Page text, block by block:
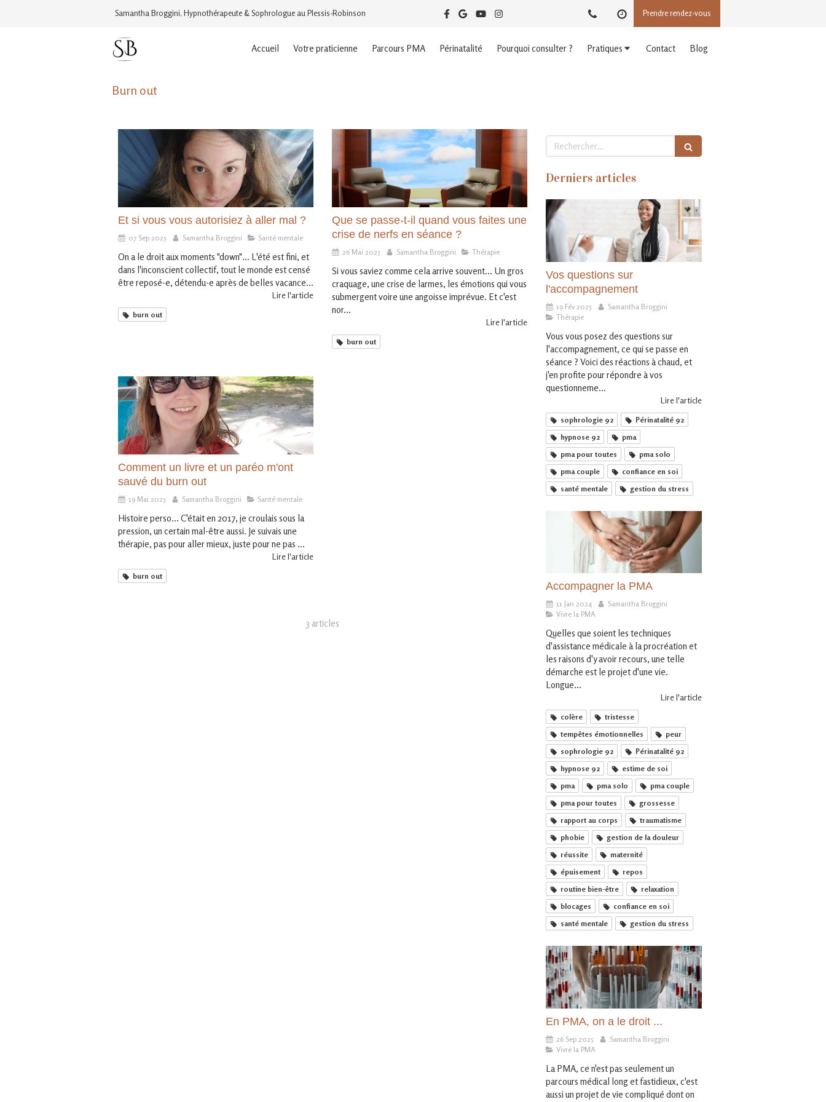
Samantha Broggini, Hypnothérapeute & Sophrologue au Plessis-Robinson Prendre rendez-vous
Accueil Votre praticienne Parcours PMA Périnatalité Pourquoi consulter ? Pratiques Contact Blog
Burn out
Et si vous vous autorisiez à aller mal ?
07 Sep 2025 Samantha Broggini Santé mentale
On a le droit aux moments "down"... L'été est fini, et
dans l'inconscient collectif, tout le monde est censé
être reposé-e, détendu-e après de belles vacance...
Lire l'article
burn out
Que se passe-t-il quand vous faites une
crise de nerfs en séance ?
26 Mai 2025 Samantha Broggini Thérapie
Si vous saviez comme cela arrive souvent... Un gros
craquage, une crise de larmes, les émotions qui vous
submergent voire une angoisse imprévue. Et c'est
nor...
Lire l'article
burn out
Comment un livre et un paréo m'ont
sauvé du burn out
19 Mai 2025 Samantha Broggini Santé mentale
Histoire perso... C'était en 2017, je croulais sous la
pression, un certain mal-être aussi. Je suivais une
thérapie, pas pour aller mieux, juste pour ne pas ...
Lire l'article
burn out
3 articles
Rechercher
Derniers articles
Vos questions sur
l'accompagnement
19 Fév 2025
Samantha Broggini
Thérapie
Vous vous posez des questions sur
l'accompagnement, ce qui se passe en
séance ? Voici des réactions à chaud, et
j'en profite pour répondre à vos
questionneme...
Lire l'article
sophrologie 92
Périnatalité 92
hypnose 92
pma
pma pour toutes
pma solo
pma couple
confiance en soi
santé mentale
gestion du stress
Accompagner la PMA
11 Jan 2024
Samantha Broggini
Vivre la PMA
Quelles que soient les techniques
d'assistance médicale à la procréation et
les raisons d'y avoir recours, une telle
démarche est le projet d'une vie.
Longue...
Lire l'article
colère
tristesse
tempêtes émotionnelles
peur
sophrologie 92
Périnatalité 92
hypnose 92
estime de soi
pma
pma solo
pma couple
pma pour toutes
grossesse
rapport au corps
traumatisme
phobie
gestion de la douleur
réussite
maternité
épuisement
repos
routine bien-être
relaxation
blocages
confiance en soi
santé mentale
gestion du stress
En PMA, on a le droit ...
26 Sep 2025
Samantha Broggini
Vivre la PMA
La PMA, ce n'est pas seulement un
parcours médical long et fastidieux, c'est
aussi un projet de vie compliqué dont on